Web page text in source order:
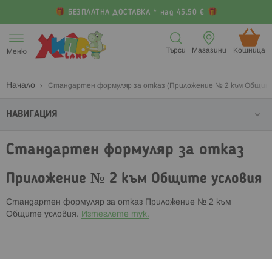
БЕЗПЛАТНА ДОСТАВКА * над 45.50 €
към
съдържанието
Меню Кошница (
Магазини
Търси
Начало Стандартен формуляр за отказ (Приложение № 2 към
Стандартен формуляр за отказ
Приложение № 2 към Общите условия
Стандартен формуляр за отказ Приложение № 2 към
Общите условия. Изтеглете тук.
НАВИГАЦИЯ